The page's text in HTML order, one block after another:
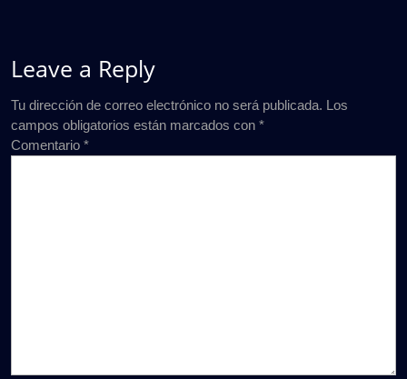
Leave a Reply
Tu dirección de correo electrónico no será publicada. Los
campos obligatorios están marcados con *
Comentario *